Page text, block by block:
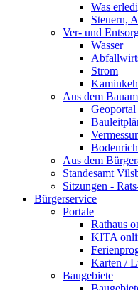
Was
Steuern,
Ver- und
Wasser
Strom
Aus dem
Geoportal
Aus dem
Standesamt
Sitzungen -
Bürgerservice
Portale
Rathaus
KITA
Karten /
Baugebiete